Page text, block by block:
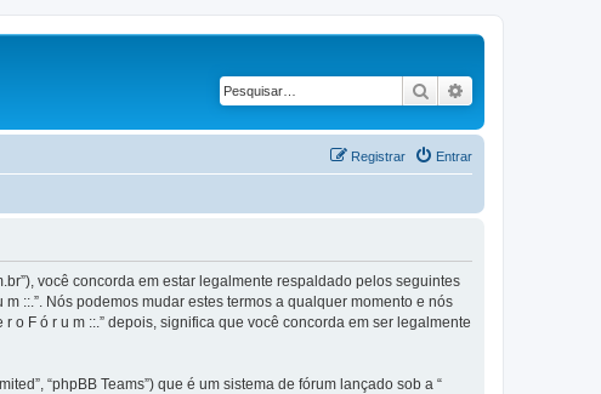
Pesquisar
Entrar
Registrar
você concorda em estar legalmente respaldado pelos seguintes
::.”. Nós podemos mudar estes termos a qualquer momento e nós
F ó r u m ::.” depois, significa que você concorda em ser legalmente
“phpBB Teams”) que é um sistema de fórum lançado sob a “